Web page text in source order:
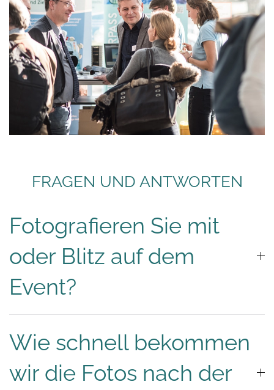
FRAGEN UND ANTWORTEN
Fotografieren Sie mit
oder Blitz auf dem
Event?
Wie schnell bekommen
wir die Fotos nach der